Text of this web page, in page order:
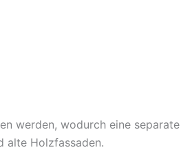
werden, wodurch eine
alte Holzfassaden.